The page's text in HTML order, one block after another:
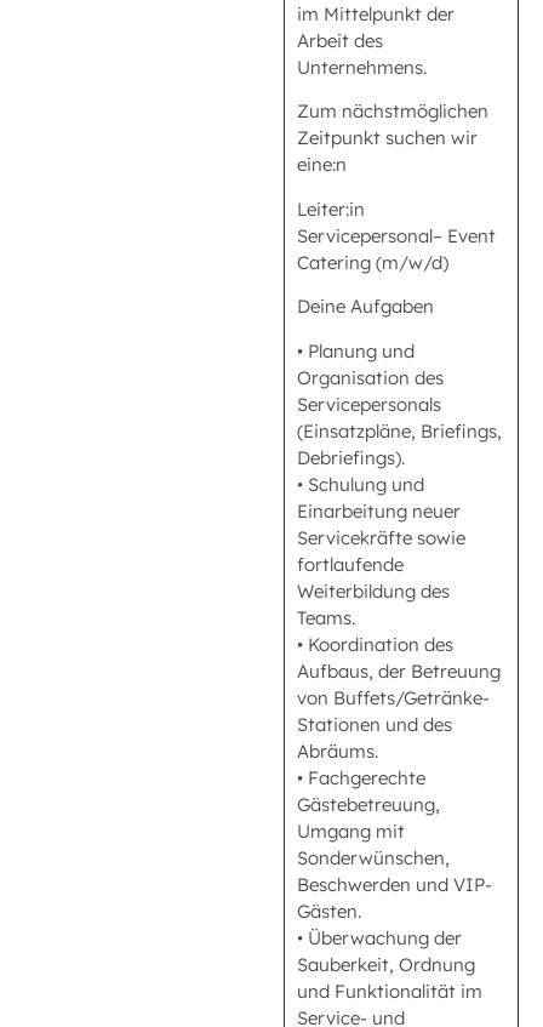
im Mittelpunkt der
Arbeit des
Unternehmens.
Zum nächstmöglichen
Zeitpunkt suchen wir
eine:n
Leiter:in
Servicepersonal– Event
Catering (m/w/d)
Deine Aufgaben
• Planung und
Organisation des
Servicepersonals
(Einsatzpläne, Briefings,
Debriefings).
• Schulung und
Einarbeitung neuer
Servicekräfte sowie
fortlaufende
Weiterbildung des
Teams.
• Koordination des
Aufbaus, der Betreuung
von Buffets/Getränke-
Stationen und des
Abräums.
• Fachgerechte
Gästebetreuung,
Umgang mit
Sonderwünschen,
Beschwerden und VIP-
Gästen.
• Überwachung der
Sauberkeit, Ordnung
und Funktionalität im
Service- und